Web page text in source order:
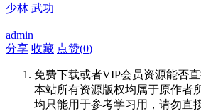
少林 武功
admin
分享 收藏 点赞(0)
免费下载或者VIP会员资源能否
本站所有资源版权均属于原作者
均只能用于参考学习用，请勿直